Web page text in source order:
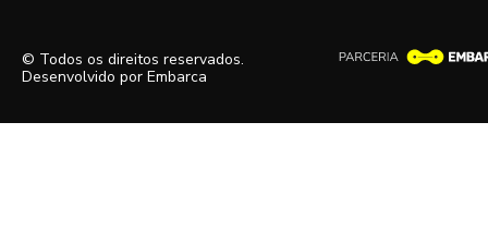
© Todos os direitos reservados.
Desenvolvido por Embarca